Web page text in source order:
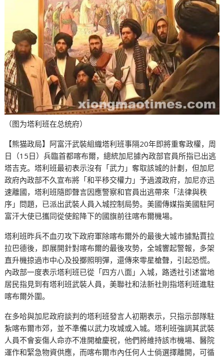
（图为塔利班在总统府）
【熊猫政局】阿富汗武裝組織塔利班事隔20年即將重奪政權，周
日（15日）兵臨首都喀布爾，總統加尼據內政部官員所指已出逃
塔吉克。塔利班最初表示沒有「武力」奪取該城的計劃，但加尼
政府內政部不久宣布將「和平移交權力」予過渡政府，加尼亦迅
速離國，塔利班隨即聲言因應警察和官員出逃帶來「法律與秩
序」問題，已派出武裝人員入城控制局勢。美國傳媒指美國駐阿
富汗大使已攜同從使館降下的國旗前往喀布爾機場。
塔利班昨兵不血刃攻下政府軍除喀布爾外的最後大城市據點賈拉
拉巴德後，即展開針對喀布爾的最後攻勢，全城響起警報，多架
直升機掠過市中心及投擲照明彈，還傳來零星槍聲，引起恐慌。
內政部一度表示塔利班已從「四方八面」入城，路透社引述當地
居民指見到有塔利班武裝人員，美聯社和法新社則指塔利班進駐
喀布爾外圍。
在多哈與加尼政府談判的塔利班發言人初期表示，只指示部隊駐
紮喀布爾市郊，並不準備以武力攻城或入城。塔利班強調其武裝
人員不會妄傷人命亦不准開槍慶祝，他們將維持該市機場、醫院
運作和緊急物資供應，而喀布爾市內任何人士倘選擇離開，可循